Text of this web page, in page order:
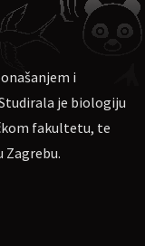
Argos, vl. Irena
pasa
se otkazati
i
je biologiju
fakultetu, te